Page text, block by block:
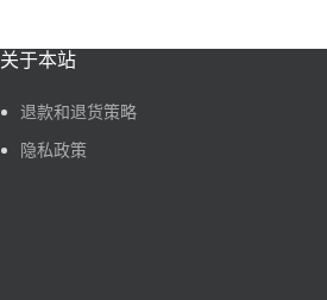
关于本站
退款和退货策略
隐私政策